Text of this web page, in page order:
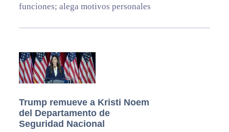
funciones; alega motivos personales
Trump remueve a Kristi Noem
del Departamento de
Seguridad Nacional